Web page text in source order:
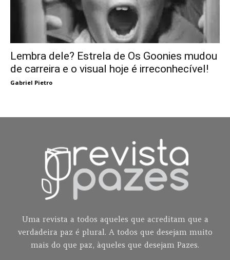
Lembra dele? Estrela de Os Goonies mudou
de carreira e o visual hoje é irreconhecível!
Gabriel Pietro
Uma revista a todos aqueles que acreditam que a
verdadeira paz é plural. A todos que desejam muito
mais do que paz, àqueles que desejam Pazes.